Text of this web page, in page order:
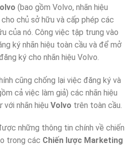
(bao gồm Volvo, nhãn hiệu
chủ sở hữu và cấp phép các
của nó. Công việc tập trung vào
ký nhãn hiệu toàn cầu và để mở
ký cho nhãn hiệu Volvo.
cũng chống lại việc đăng ký và
cả việc làm giả) các nhãn hiệu
nhãn hiệu Volvo trên toàn cầu.
những thông tin chính về chiến
trong các Chiến lược Marketing